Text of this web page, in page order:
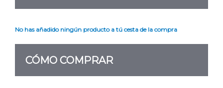
No has añadido ningún producto a tú cesta de la compra
CÓMO COMPRAR